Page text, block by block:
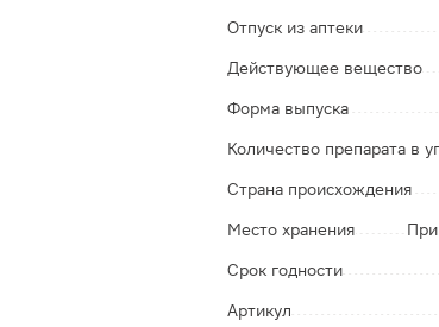
Отпуск из аптеки
Действующее вещество
Форма выпуска
Количество препарата в
Страна происхождения
Место хранения
Срок годности
Артикул